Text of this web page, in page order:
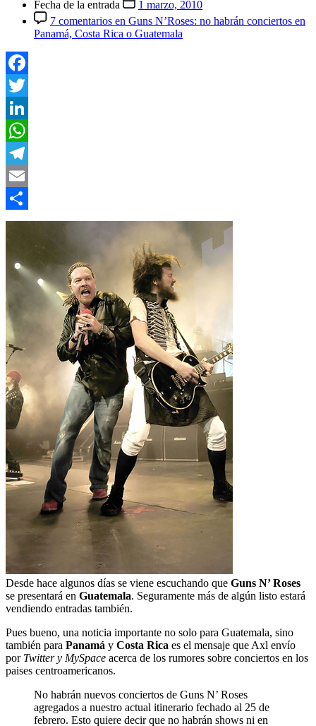
Fecha de la entrada
1 marzo, 2010
7 comentarios en Guns N’Roses: no habrán conciertos en
Panamá, Costa Rica o Guatemala
Facebook
Twitter
LinkedIn
WhatsApp
Telegram
Email
Compartir
Desde hace algunos días se viene escuchando que Guns N’ Roses
se presentará en Guatemala. Seguramente más de algún listo estará
vendiendo entradas también.
Pues bueno, una noticia importante no solo para Guatemala, sino
también para Panamá y Costa Rica es el mensaje que Axl envío
por Twitter y MySpace acerca de los rumores sobre conciertos en los
paises centroamericanos.
No habrán nuevos conciertos de Guns N’ Roses
agregados a nuestro actual itinerario fechado al 25 de
febrero. Esto quiere decir que no habrán shows ni en